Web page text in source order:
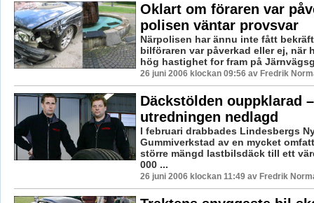
Oklart om föraren var
polisen väntar provsvar
Närpolisen har ännu inte fått
bilföraren var påverkad eller ej, när
hög hastighet for fram på
26 juni 2006 klockan 09:56 av Fredrik
Däckstölden ouppklarad –
utredningen nedlagd
I februari drabbades Lindesbergs
Gummiverkstad av en mycket
större mängd lastbilsdäck till ett
000 ...
26 juni 2006 klockan 11:49 av Fredrik